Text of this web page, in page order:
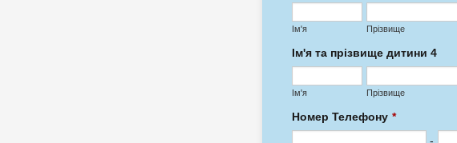
Ім'я Прізвище
Ім'я та прізвище дитини 4
Ім'я Прізвище
Номер Телефону *